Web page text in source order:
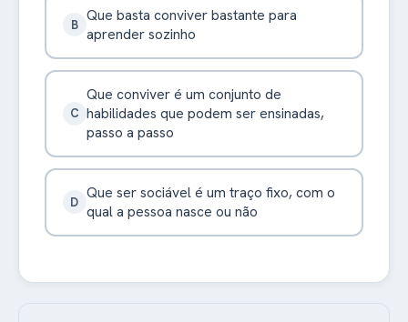
B Que basta conviver bastante para
aprender sozinho
C
Que conviver é um conjunto de
habilidades que podem ser ensinadas,
passo a passo
D Que ser sociável é um traço fixo, com o
qual a pessoa nasce ou não